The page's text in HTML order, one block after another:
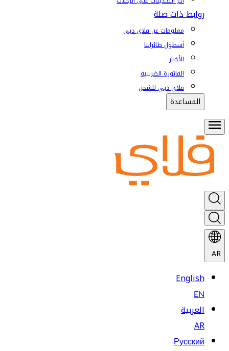
روابط ذات صلة
معلومات عن فلاي دبي
أسطول طائراتنا
الأخبار
الفاتورة الضريبية
فلاي دبي للشحن
المساعدة
AR
English
EN
العربية
AR
Русский